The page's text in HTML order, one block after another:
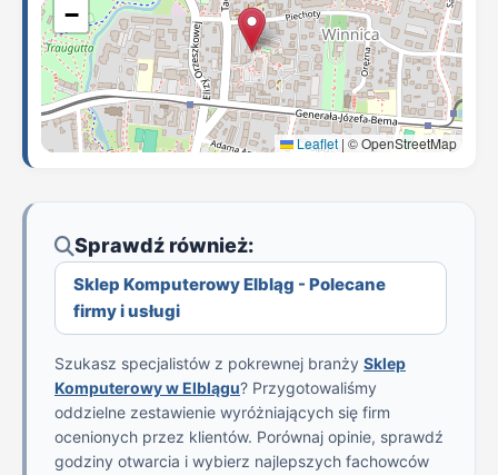
−
Leaflet | © OpenStreetMap
Sprawdź również:
Sklep Komputerowy Elbląg - Polecane
firmy i usługi
Szukasz specjalistów z pokrewnej branży Sklep
Komputerowy w Elblągu? Przygotowaliśmy
oddzielne zestawienie wyróżniających się firm
ocenionych przez klientów. Porównaj opinie, sprawdź
godziny otwarcia i wybierz najlepszych fachowców